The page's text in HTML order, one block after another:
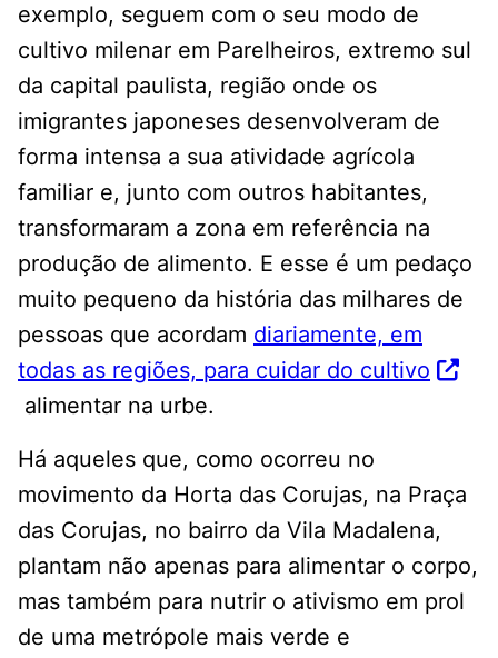
exemplo, seguem com o seu modo de
cultivo milenar em Parelheiros, extremo sul
da capital paulista, região onde os
imigrantes japoneses desenvolveram de
forma intensa a sua atividade agrícola
familiar e, junto com outros habitantes,
transformaram a zona em referência na
produção de alimento. E esse é um pedaço
muito pequeno da história das milhares de
pessoas que acordam diariamente, em
todas as regiões, para cuidar do cultivo
alimentar na urbe.
Há aqueles que, como ocorreu no
movimento da Horta das Corujas, na Praça
das Corujas, no bairro da Vila Madalena,
plantam não apenas para alimentar o corpo,
mas também para nutrir o ativismo em prol
de uma metrópole mais verde e